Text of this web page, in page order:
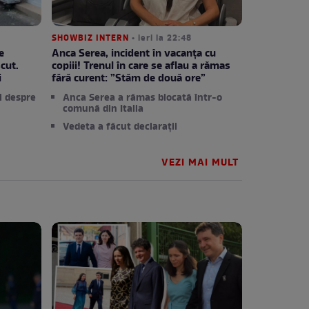
SHOWBIZ INTERN • ieri la 22:48
Anca Serea, incident în vacanța cu
copiii! Trenul în care se aflau a rămas
fără curent: ”Stăm de două ore”
Anca Serea a rămas blocată într-o
comună din Italia
Vedeta a făcut declarații
VEZI MAI MULT